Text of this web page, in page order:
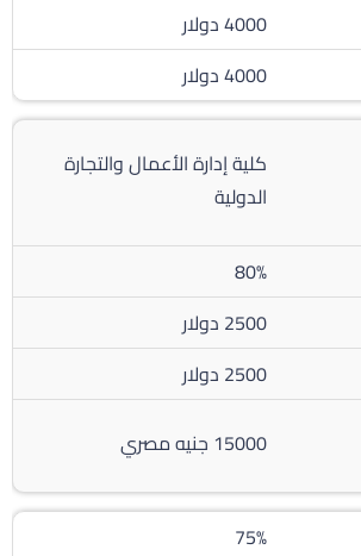
4000 دولار
4000 دولار
كلية إدارة الأعمال والتجارة
الدولية
80%
2500 دولار
2500 دولار
15000 جنيه مصري
75%